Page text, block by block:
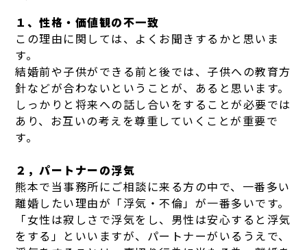
１、性格・価値観の不一致
この理由に関しては、よくお聞きするかと思いま
す。
結婚前や子供ができる前と後では、子供への教育方
針などが合わないということが、あると思います。
しっかりと将来への話し合いをすることが必要では
あり、お互いの考えを尊重していくことが重要で
す。
２，パートナーの浮気
熊本で当事務所にご相談に来る方の中で、一番多い
離婚したい理由が「浮気・不倫」が一番多いです。
「女性は寂しさで浮気をし、男性は安心すると浮気
をする」といいますが、パートナーがいるうえで、